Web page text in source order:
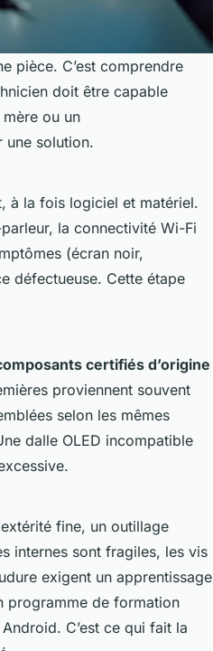
pièce. C’est comprendre
doit être capable
ou un
une solution.
à la fois logiciel et matériel.
la connectivité Wi-Fi
(écran noir,
défectueuse. Cette étape
certifiés d’origine
proviennent souvent
selon les mêmes
dalle OLED incompatible
fine, un outillage
internes sont fragiles, les vis
exigent un apprentissage
programme de formation
C’est ce qui fait la